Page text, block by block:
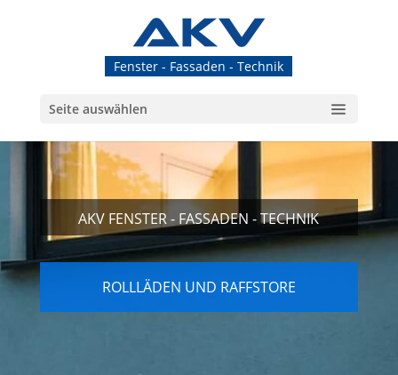
Fenster - Fassaden - Technik
Seite auswählen
AKV FENSTER - FASSADEN - TECHNIK
ROLLLÄDEN UND RAFFSTORE